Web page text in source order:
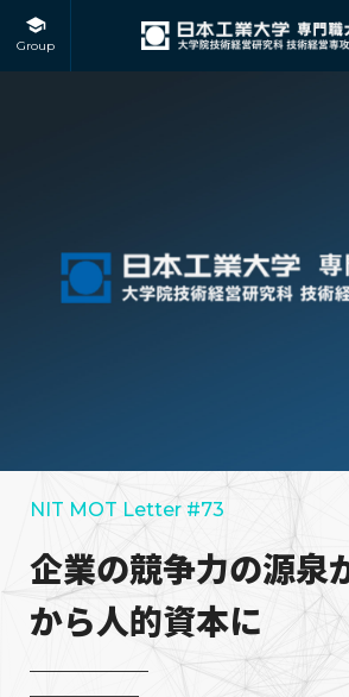
Group
NIT MOT Letter #73
企業の競争力の源泉
から人的資本に